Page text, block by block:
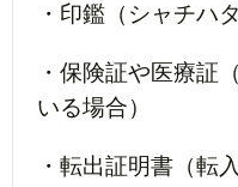
・印鑑（シャチハ
・保険証や医療証
いる場合）
・転出証明書（転